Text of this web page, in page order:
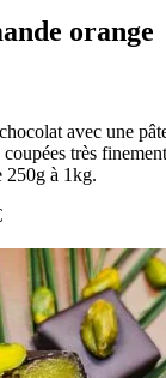
orange
avec une
coupées très
250g à 1kg.
Plage
prix :
0,90€
à
82,50€